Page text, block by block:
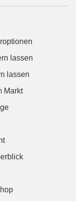
lassen
lassen
Markt